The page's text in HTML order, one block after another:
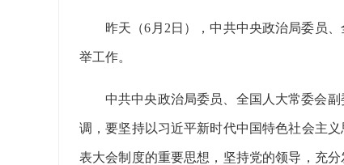
昨天（6月2日），中共中央政治局委员
举工作。
中共中央政治局委员、全国人大常委会
调，要坚持以习近平新时代中国特色社会主
表大会制度的重要思想，坚持党的领导，充